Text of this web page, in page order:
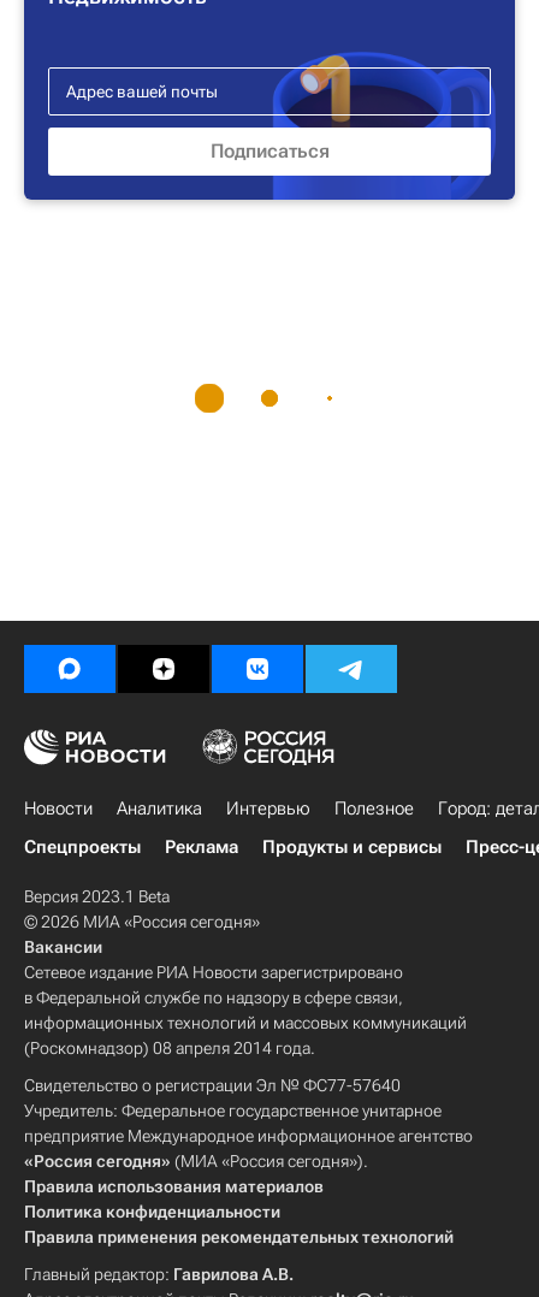
Новости Аналитика Интервью Полезное
Город:
Спецпроекты
Реклама Продукты и сервисы Пресс-
Версия 2023.1 Beta
© 2026 МИА «Россия сегодня»
Вакансии
Сетевое издание РИА Новости зарегистрировано
в Федеральной службе по надзору в сфере связи,
информационных технологий и массовых коммуникаций
(Роскомнадзор) 08 апреля 2014 года.
Свидетельство о регистрации Эл № ФС77-57640
Учредитель: Федеральное государственное унитарное
предприятие Международное информационное агентство
«Россия сегодня» (МИА «Россия сегодня»).
Правила использования материалов
Политика конфиденциальности
Правила применения рекомендательных технологий
Главный редактор: Гаврилова А.В.